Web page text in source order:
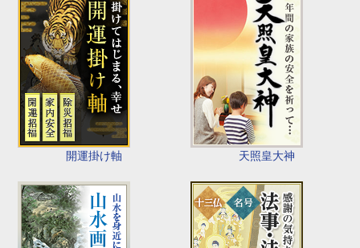
開運掛け軸 天照皇大神